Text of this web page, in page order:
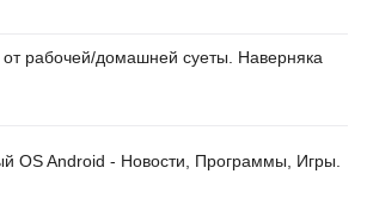
рабочей/домашней суеты. Наверняка
OS Android - Новости, Программы, Игры.